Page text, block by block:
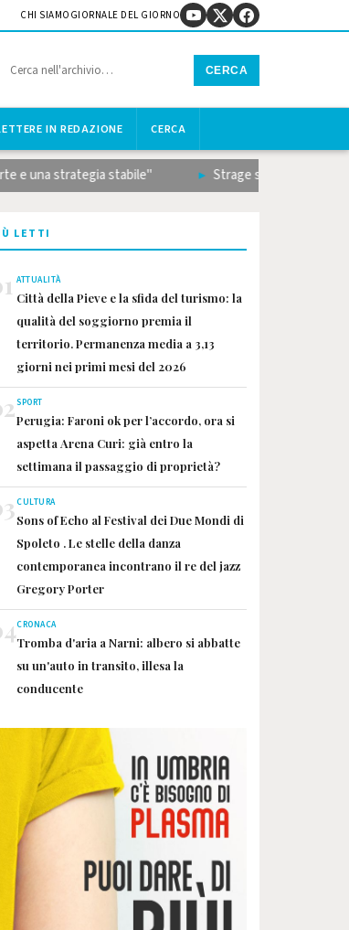
CHI SIAMO GIORNALE DEL GIORNO
CERCA
IN REDAZIONE CERCA
stabile" Strage sulla Terni-Rieti, il
LETTI
ATTUALITÀ
Città della Pieve e la sfida del turismo: la
qualità del soggiorno premia il
territorio. Permanenza media a 3,13
giorni nei primi mesi del 2026
SPORT
Perugia: Faroni ok per l’accordo, ora si
aspetta Arena Curi: già entro la
settimana il passaggio di proprietà?
CULTURA
Sons of Echo al Festival dei Due Mondi di
Spoleto . Le stelle della danza
contemporanea incontrano il re del jazz
Gregory Porter
CRONACA
Tromba d'aria a Narni: albero si abbatte
su un'auto in transito, illesa la
conducente